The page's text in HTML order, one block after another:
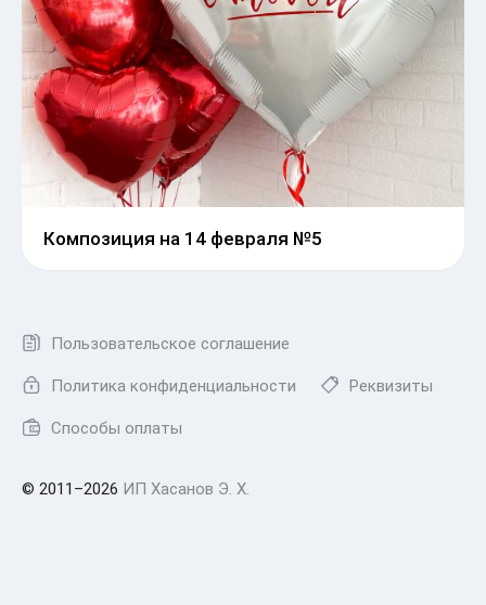
Композиция на 14 февраля №5
Пользовательское соглашение
Политика конфиденциальности Реквизиты
Способы оплаты
© 2011–2026 ИП Хасанов Э. Х.